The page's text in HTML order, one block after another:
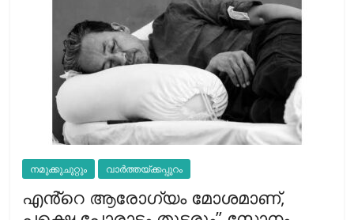
നമുക്കുചുറ്റും വാർത്തയ്ക്കപ്പുറം
എൻ്റെ ആരോഗ്യം മോശമാണ്,